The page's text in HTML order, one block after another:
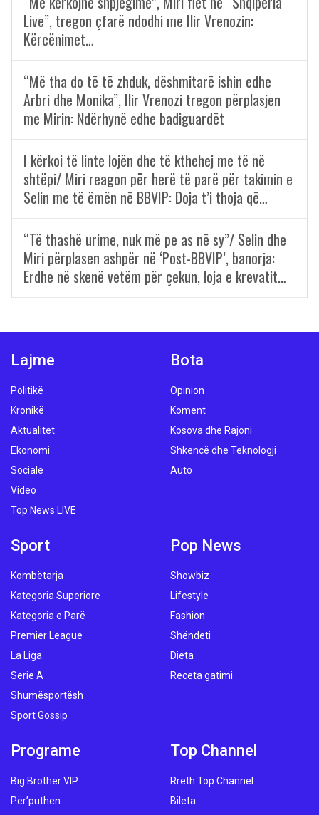
Live”, tregon çfarë ndodhi me Ilir Vrenozin:
Kërcënimet…
“Më tha do të të zhduk, dëshmitarë ishin edhe
Arbri dhe Monika”, Ilir Vrenozi tregon përplasjen
me Mirin: Ndërhynë edhe badiguardët
I kërkoi të linte lojën dhe të kthehej me të në
shtëpi/ Miri reagon për herë të parë për takimin e
Selin me të ëmën në BBVIP: Doja t’i thoja që…
“Të thashë urime, nuk më pe as në sy”/ Selin dhe
Miri përplasen ashpër në ‘Post-BBVIP’, banorja:
Erdhe në skenë vetëm për çekun, loja e krevatit…
Lajme
Politikë
Kronikë
Aktualitet
Ekonomi
Sociale
Video
Top News LIVE
Bota
Opinion
Koment
Kosova dhe Rajoni
Shkencë dhe Teknologji
Auto
Sport
Kombëtarja
Kategoria Superiore
Kategoria e Parë
Premier League
La Liga
Serie A
Shumësportësh
Sport Gossip
Pop News
Showbiz
Lifestyle
Fashion
Shëndeti
Dieta
Receta gatimi
Programe
Big Brother VIP
Për’puthen
Top Channel
Rreth Top Channel
Bileta